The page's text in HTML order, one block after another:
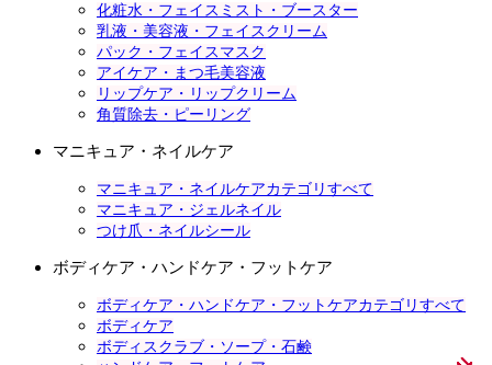
化粧水・フェイスミスト・ブースター
乳液・美容液・フェイスクリーム
パック・フェイスマスク
アイケア・まつ毛美容液
リップケア・リップクリーム
角質除去・ピーリング
マニキュア・ネイルケア
マニキュア・ネイルケアカテゴリすべて
マニキュア・ジェルネイル
つけ爪・ネイルシール
ボディケア・ハンドケア・フットケア
ボディケア・ハンドケア・フットケアカテゴリすべて
ボディケア
ボディスクラブ・ソープ・石鹸